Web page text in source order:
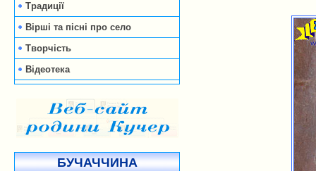
Традиції
Вірші та пісні про село
Творчість
Відеотека
БУЧАЧЧИНА